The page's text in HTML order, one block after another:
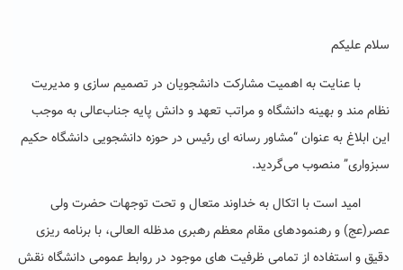
سلام علیکم
با عنایت به اهمیت مشارکت دانشجویان در تصمیم سازی و مدیریت
نظام مند و بهینه دانشگاه و مراتب تعهد و دانش پایه جناب‌عالی به موجب
این ابلاغ به عنوان “مشاور رسانه ای رئیس در حوزه دانشجویی دانشگاه حکیم
سبزواری” منصوب می‌گردید.
امید است با اتکال به خداوند متعال و تحت توجهات حضرت ولی
عصر(عج) و رهنمودهای مقام معظم رهبری مدظله العالی، با برنامه ریزی
دقیق و استفاده از تمامی ظرفیت های موجود در روابط عمومی دانشگاه نقش